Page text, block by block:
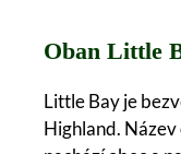
Oban Little
Little Bay je
Highland.